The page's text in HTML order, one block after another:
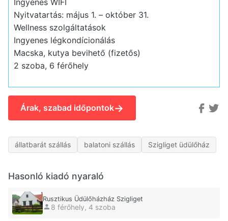
Nyitvatartás: május 1. – október 31.
Wellness szolgáltatások
Ingyenes légkondícionálás
Macska, kutya bevihető (fizetős)
2 szoba, 6 férőhely
Árak, szabad időpontok→
állatbarát szállás balatoni szállás Szigliget üdülőház
Hasonló kiadó nyaraló
Rusztikus Üdülőházház Szigliget
8 férőhely, 4 szoba